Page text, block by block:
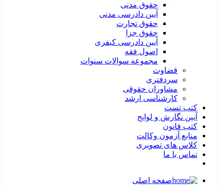
حقوق مدنی
آیین دادرسی مدنی
حقوق تجارت
حقوق جزا
آیین دادرسی کیفری
اصول فقه
مجموعه سوالات سنوات
قضاوت
سردفتری
مشاوران حقوقی
کارشناسی ارشد
کتب تست
آیین نگارش و لوایح
کتب قانون
منابع آزمون وکالت
کلاس های تصویری
تماس با ما
صفحه اصلی